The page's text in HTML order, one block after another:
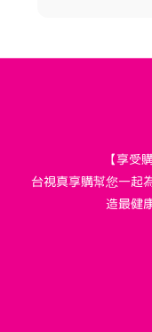
【享受
台視真享購幫您一起
造最健